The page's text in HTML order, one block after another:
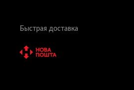
Быстрая доставка